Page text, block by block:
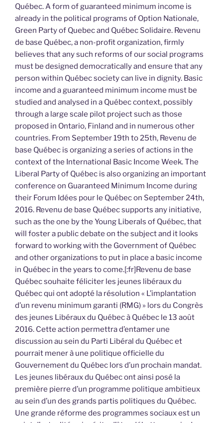
Québec. A form of guaranteed minimum income is
already in the political programs of Option Nationale,
Green Party of Quebec and Québec Solidaire. Revenu
de base Québec, a non-profit organization, firmly
believes that any such reforms of our social programs
must be designed democratically and ensure that any
person within Québec society can live in dignity. Basic
income and a guaranteed minimum income must be
studied and analysed in a Québec context, possibly
through a large scale pilot project such as those
proposed in Ontario, Finland and in numerous other
countries. From September 19th to 25th, Revenu de
base Québec is organizing a series of actions in the
context of the International Basic Income Week. The
Liberal Party of Québec is also organizing an important
conference on Guaranteed Minimum Income during
their Forum Idées pour le Québec on September 24th,
2016. Revenu de base Québec supports any initiative,
such as the one by the Young Liberals of Québec, that
will foster a public debate on the subject and it looks
forward to working with the Government of Québec
and other organizations to put in place a basic income
in Québec in the years to come.[:fr]Revenu de base
Québec souhaite féliciter les jeunes libéraux du
Québec qui ont adopté la résolution « L’implantation
d’un revenu minimum garanti (RMG) » lors du Congrès
des jeunes Libéraux du Québec à Québec le 13 août
2016. Cette action permettra d’entamer une
discussion au sein du Parti Libéral du Québec et
pourrait mener à une politique officielle du
Gouvernement du Québec lors d’un prochain mandat.
Les jeunes libéraux du Québec ont ainsi posé la
première pierre d’un programme politique ambitieux
au sein d’un des grands partis politiques du Québec.
Une grande réforme des programmes sociaux est un